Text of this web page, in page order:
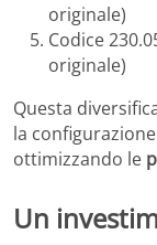
originale)
Codice
originale)
Questa
la
ottimizzando le
Un